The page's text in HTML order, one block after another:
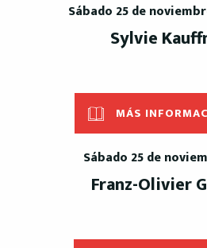
Sábado 25 de
Sylvie
MÁS
Sábado 25 de
Franz-Olivier